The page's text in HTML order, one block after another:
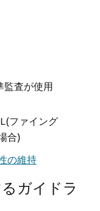
監査が使用
(ファイング
合)
の維持
ガイドラ